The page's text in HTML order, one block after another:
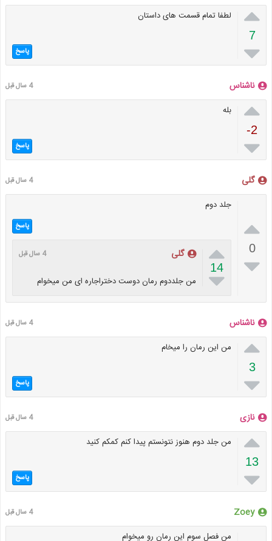

7

لطفا تمام قسمت های داستان
پاسخ
ناشناس 4 سال قبل

-2

بله
پاسخ
گلی 4 سال قبل

0

جلد دوم
پاسخ

14

گلی 4 سال قبل
من جلددوم رمان دوست دختراجاره ای من میخوام
ناشناس 4 سال قبل

3

من این رمان را میخام
پاسخ
نازی 4 سال قبل

13

من جلد دوم هنوز نتونستم پیدا کنم کمکم کنید
پاسخ
Zoey 4 سال قبل
من فصل سوم این رمان رو میخوام